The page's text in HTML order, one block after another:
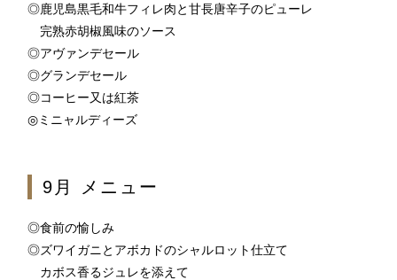
◎鹿児島黒毛和牛フィレ肉と甘長唐辛子のピューレ
完熟赤胡椒風味のソース
◎アヴァンデセール
◎グランデセール
◎コーヒー又は紅茶
◎ミニャルディーズ
9月 メニュー
◎食前の愉しみ
◎ズワイガニとアボカドのシャルロット仕立て
カボス香るジュレを添えて